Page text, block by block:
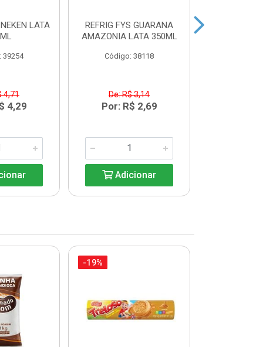
LATA
39254
4,71
4,29
REFRIG FYS GUARANA
AMAZONIA LATA 350ML
Código: 38118
De: R$ 3,14
Por: R$ 2,69
Adicionar
-19%